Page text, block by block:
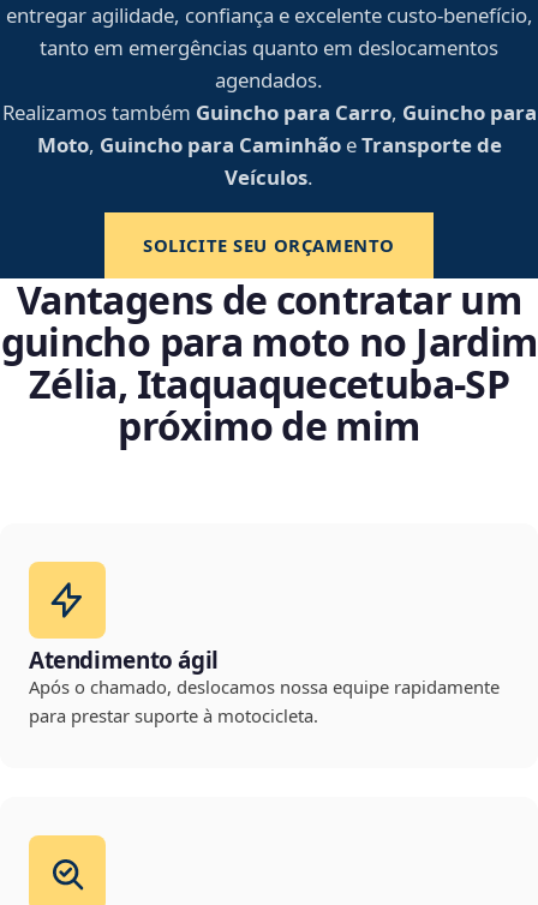
entregar agilidade, confiança e excelente custo-benefício,
tanto em emergências quanto em deslocamentos
agendados.
Realizamos também Guincho para Carro, Guincho para
Moto, Guincho para CaminhãoeTransporte de
Veículos.
SOLICITE SEU ORÇAMENTO
Vantagens de contratar um
guincho para moto no Jardim
Zélia, Itaquaquecetuba‑SP
próximo de mim
Atendimento ágil
Após o chamado, deslocamos nossa equipe rapidamente
para prestar suporte à motocicleta.